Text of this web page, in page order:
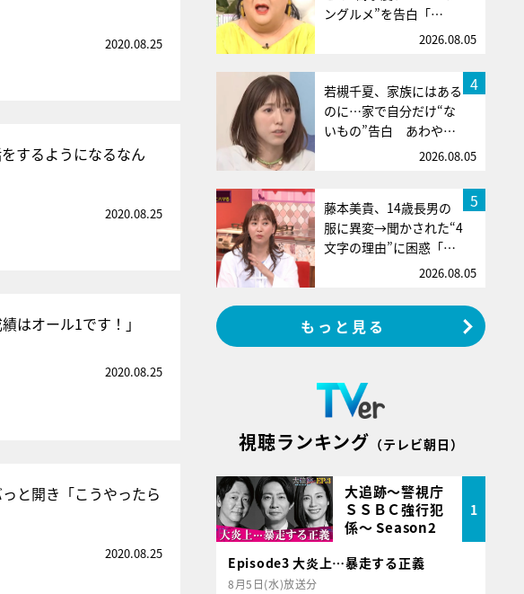
2020.08.25
するようになるなん
2020.08.25
はオール1です！」
2020.08.25
と開き「こうやったら
2020.08.25
ングルメ”を告白「…
2026.08.05
4
若槻千夏、家族にはある
のに…家で自分だけ“な
いもの”告白 あわや…
2026.08.05
5
藤本美貴、14歳長男の
服に異変→聞かされた“4
文字の理由”に困惑「…
2026.08.05
もっと見る
視聴ランキング （テレビ朝日）
大追跡～警視庁
ＳＳＢＣ強行犯
係～ Season2
1
Episode3 大炎上…暴走する正義
8月5日(水)放送分